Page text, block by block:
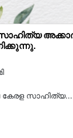
സാഹിത്യ
കേരള സാഹിത്യ...